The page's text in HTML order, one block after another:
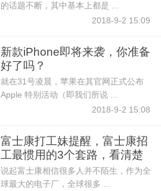
的话题不断，其中基本上都是 ...
2018-9-2 15:09
新款iPhone即将来袭，你准备
好了吗？
就在31号凌晨，苹果在其官网正式公布
Apple 特别活动（即我们所说 ...
2018-9-2 15:08
富士康打工妹提醒，富士康招
工最惯用的3个套路，看清楚
说起富士康相信很多人并不陌生，作为全
球最大的电子厂，全球很多 ...